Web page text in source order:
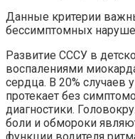
Данные критерии
бессимптомных
Развитие СССУ в
воспалениями
сердца. В 20% случаев
протекает без
диагностики.
боли и обмороки